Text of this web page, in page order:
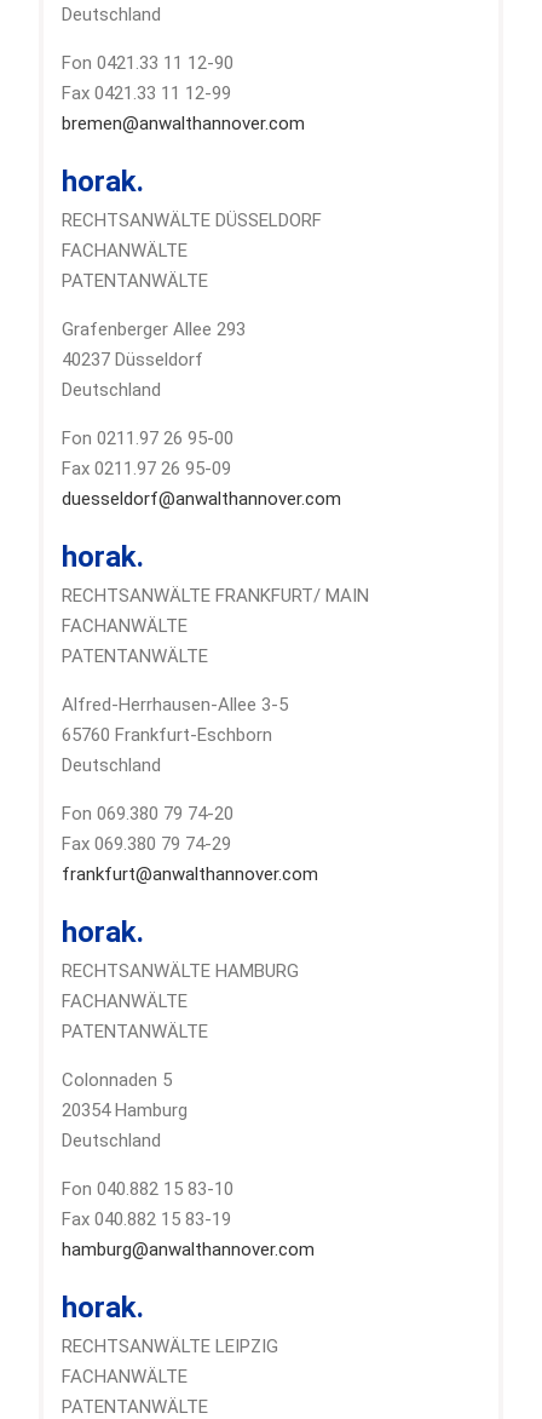
Deutschland
Fon 0421.33 11 12-90
Fax 0421.33 11 12-99
bremen@anwalthannover.com
horak.
RECHTSANWÄLTE DÜSSELDORF
FACHANWÄLTE
PATENTANWÄLTE
Grafenberger Allee 293
40237 Düsseldorf
Deutschland
Fon 0211.97 26 95-00
Fax 0211.97 26 95-09
duesseldorf@anwalthannover.com
horak.
RECHTSANWÄLTE FRANKFURT/ MAIN
FACHANWÄLTE
PATENTANWÄLTE
Alfred-Herrhausen-Allee 3-5
65760 Frankfurt-Eschborn
Deutschland
Fon 069.380 79 74-20
Fax 069.380 79 74-29
frankfurt@anwalthannover.com
horak.
RECHTSANWÄLTE HAMBURG
FACHANWÄLTE
PATENTANWÄLTE
Colonnaden 5
20354 Hamburg
Deutschland
Fon 040.882 15 83-10
Fax 040.882 15 83-19
hamburg@anwalthannover.com
horak.
RECHTSANWÄLTE LEIPZIG
FACHANWÄLTE
PATENTANWÄLTE